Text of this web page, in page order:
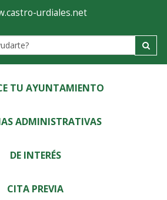
urdiales.net
Label
TU AYUNTAMIENTO
ADMINISTRATIVAS
DE INTERÉS
CITA PREVIA